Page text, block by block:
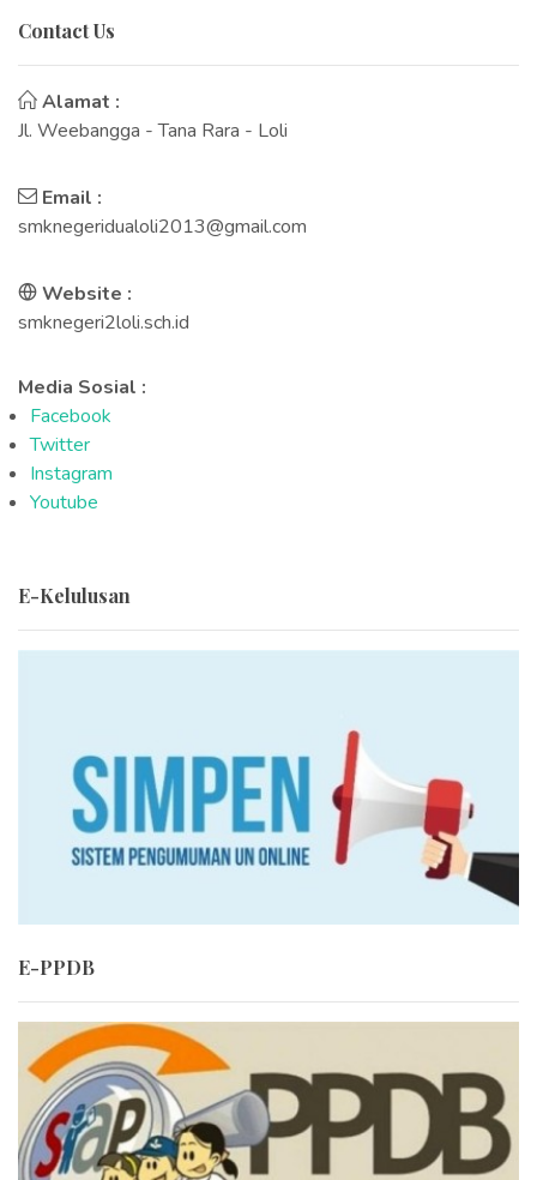
Contact Us
Alamat :
Jl. Weebangga - Tana Rara - Loli
Email :
smknegeridualoli2013@gmail.com
Website :
smknegeri2loli.sch.id
Media Sosial :
Facebook
Twitter
Instagram
Youtube
E-Kelulusan
E-PPDB